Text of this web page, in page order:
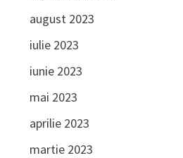
august 2023
iulie 2023
iunie 2023
mai 2023
aprilie 2023
martie 2023